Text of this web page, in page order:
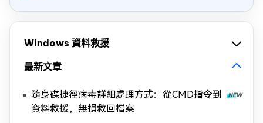
Windows 資料救援
最新文章
隨身碟捷徑病毒詳細處理方式：從CMD指令到
資料救援，無損救回檔案